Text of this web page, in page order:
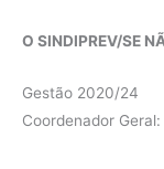
O SINDIPREV/SE
Gestão 2020/24
Coordenador